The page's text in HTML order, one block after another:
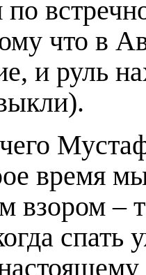
по
что в
и руль
время
взором –
спать